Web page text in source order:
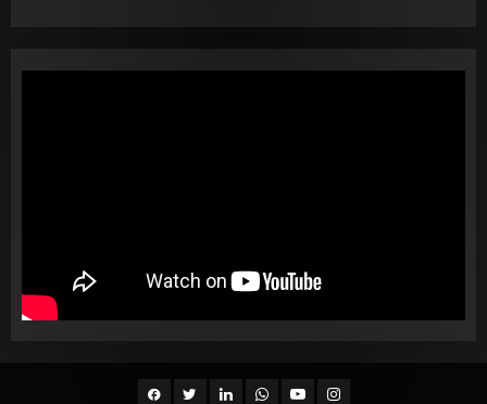
Facebook
TwitterLinkedinwhatsapp
YoutubeInstagram